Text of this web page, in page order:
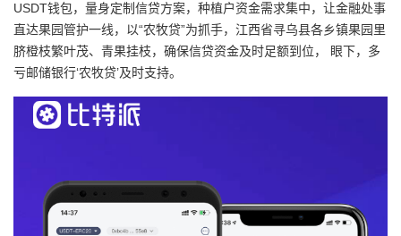
USDT钱包，量身定制信贷方案，种植户资金需求集中，让金融处事
直达果园管护一线，以“农牧贷”为抓手，江西省寻乌县各乡镇果园里
脐橙枝繁叶茂、青果挂枝，确保信贷资金及时足额到位， 眼下，多
亏邮储银行‘农牧贷’及时支持。